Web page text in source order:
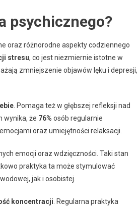
psychicznego?
oraz różnorodne aspekty codziennego
stresu, co jest niezmiernie istotne w
zmniejszenie objawów lęku i depresji,
. Pomaga też w głębszej refleksji nad
wynika, że 76% osób regularnie
oraz umiejętności relaksacji.
emocji oraz wdzięczności. Taki stan
praktyka ta może stymulować
jak i osobistej.
koncentracji . Regularna praktyka